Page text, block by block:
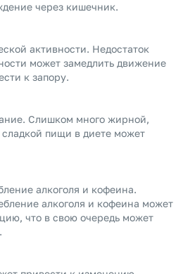
через кишечник.
активности. Недостаток
может замедлить движение
к запору.
Слишком много жирной,
пищи в диете может
алкоголя и кофеина.
алкоголя и кофеина может
что в свою очередь может